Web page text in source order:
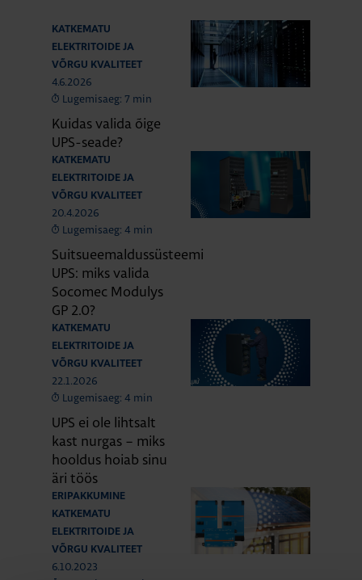
KATKEMATU
ELEKTRITOIDE JA
VÕRGU KVALITEET
4.6.2026
Lugemisaeg: 7 min
Kuidas valida õige
UPS-seade?
KATKEMATU
ELEKTRITOIDE JA
VÕRGU KVALITEET
20.4.2026
Lugemisaeg: 4 min
Suitsueemaldussüsteemi
UPS: miks valida
Socomec Modulys
GP 2.0?
KATKEMATU
ELEKTRITOIDE JA
VÕRGU KVALITEET
22.1.2026
Lugemisaeg: 4 min
UPS ei ole lihtsalt
kast nurgas – miks
hooldus hoiab sinu
äri töös
ERIPAKKUMINE
KATKEMATU
ELEKTRITOIDE JA
VÕRGU KVALITEET
6.10.2023